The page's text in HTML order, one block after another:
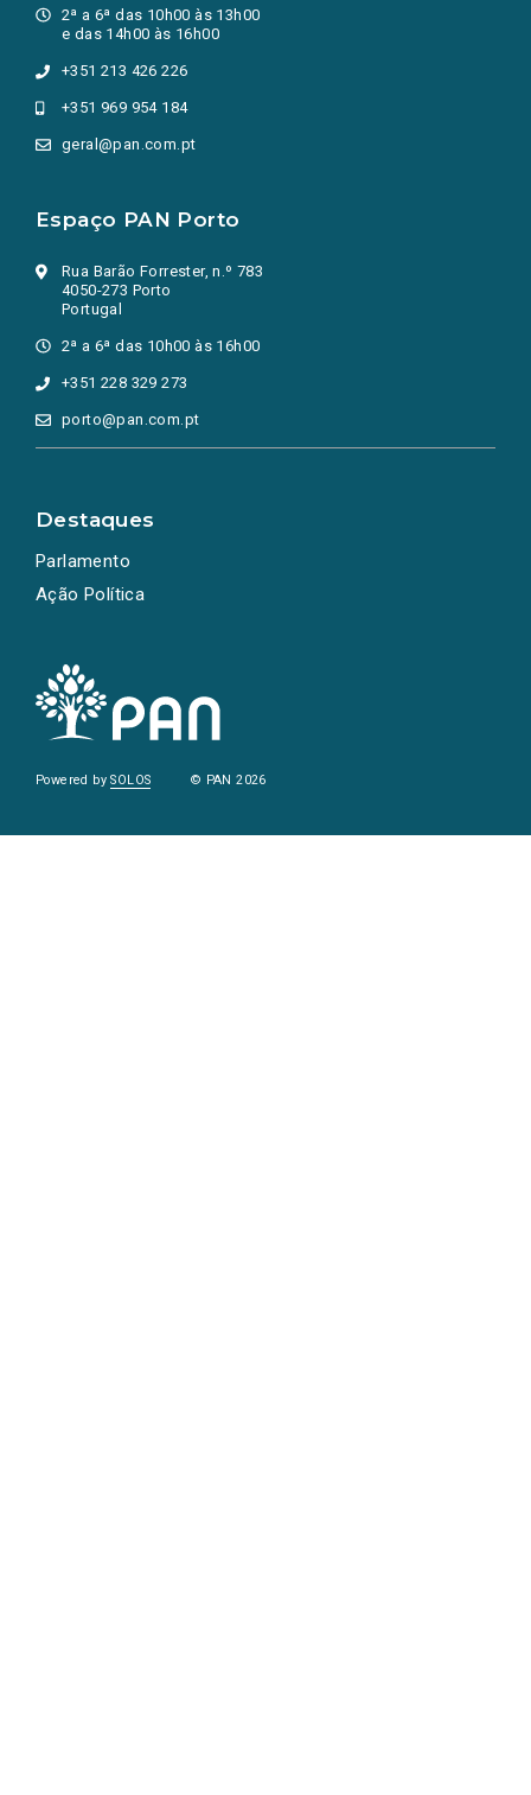
2ª a 6ª das 10h00 às 13h00
e das 14h00 às 16h00
+351 213 426 226
+351 969 954 184
geral@pan.com.pt
Espaço PAN Porto
Rua Barão Forrester, n.º 783
4050-273 Porto
Portugal
2ª a 6ª das 10h00 às 16h00
+351 228 329 273
porto@pan.com.pt
Destaques
Parlamento
Ação Política
Powered bySOLOS © PAN 2026